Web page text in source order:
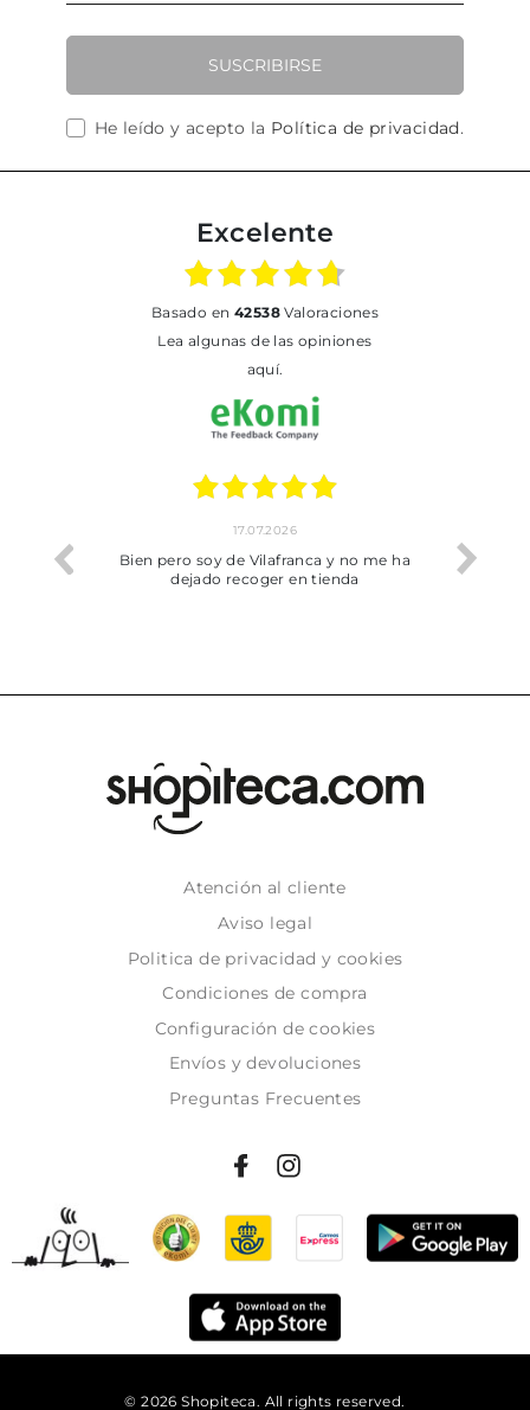
SUSCRIBIRSE
He leído y acepto la Política de privacidad.
Excelente
basado en 42538Valoraciones
Lea algunas de las opiniones
aquí.
trobat
17.07.2026
Bien pero soy de Vilafranca y no me ha
dejado recoger en tienda
Atención al cliente
Aviso legal
Politica de privacidad y cookies
Condiciones de compra
Configuración de cookies
Envíos y devoluciones
Preguntas Frecuentes
© 2026 Shopiteca. All rights reserved.